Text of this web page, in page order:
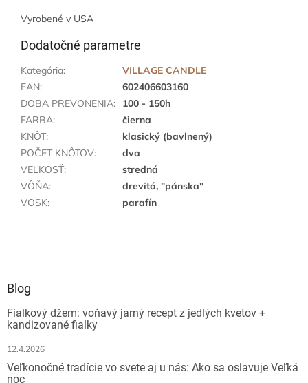
Vyrobené v USA
Dodatočné parametre
Kategória:
VILLAGE CANDLE
EAN:
602406603160
DOBA PREVONENIA:
100 - 150h
FARBA:
čierna
KNÔT:
klasický (bavlnený)
POČET KNÔTOV:
dva
VEĽKOSŤ:
stredná
VÔŇA:
drevitá, "pánska"
VOSK: parafín
Blog
Fialkový džem: voňavý jarný recept z jedlých kvetov +
kandizované fialky
12.4.2026
Veľkonočné tradície vo svete aj u nás: Ako sa oslavuje Veľká
noc